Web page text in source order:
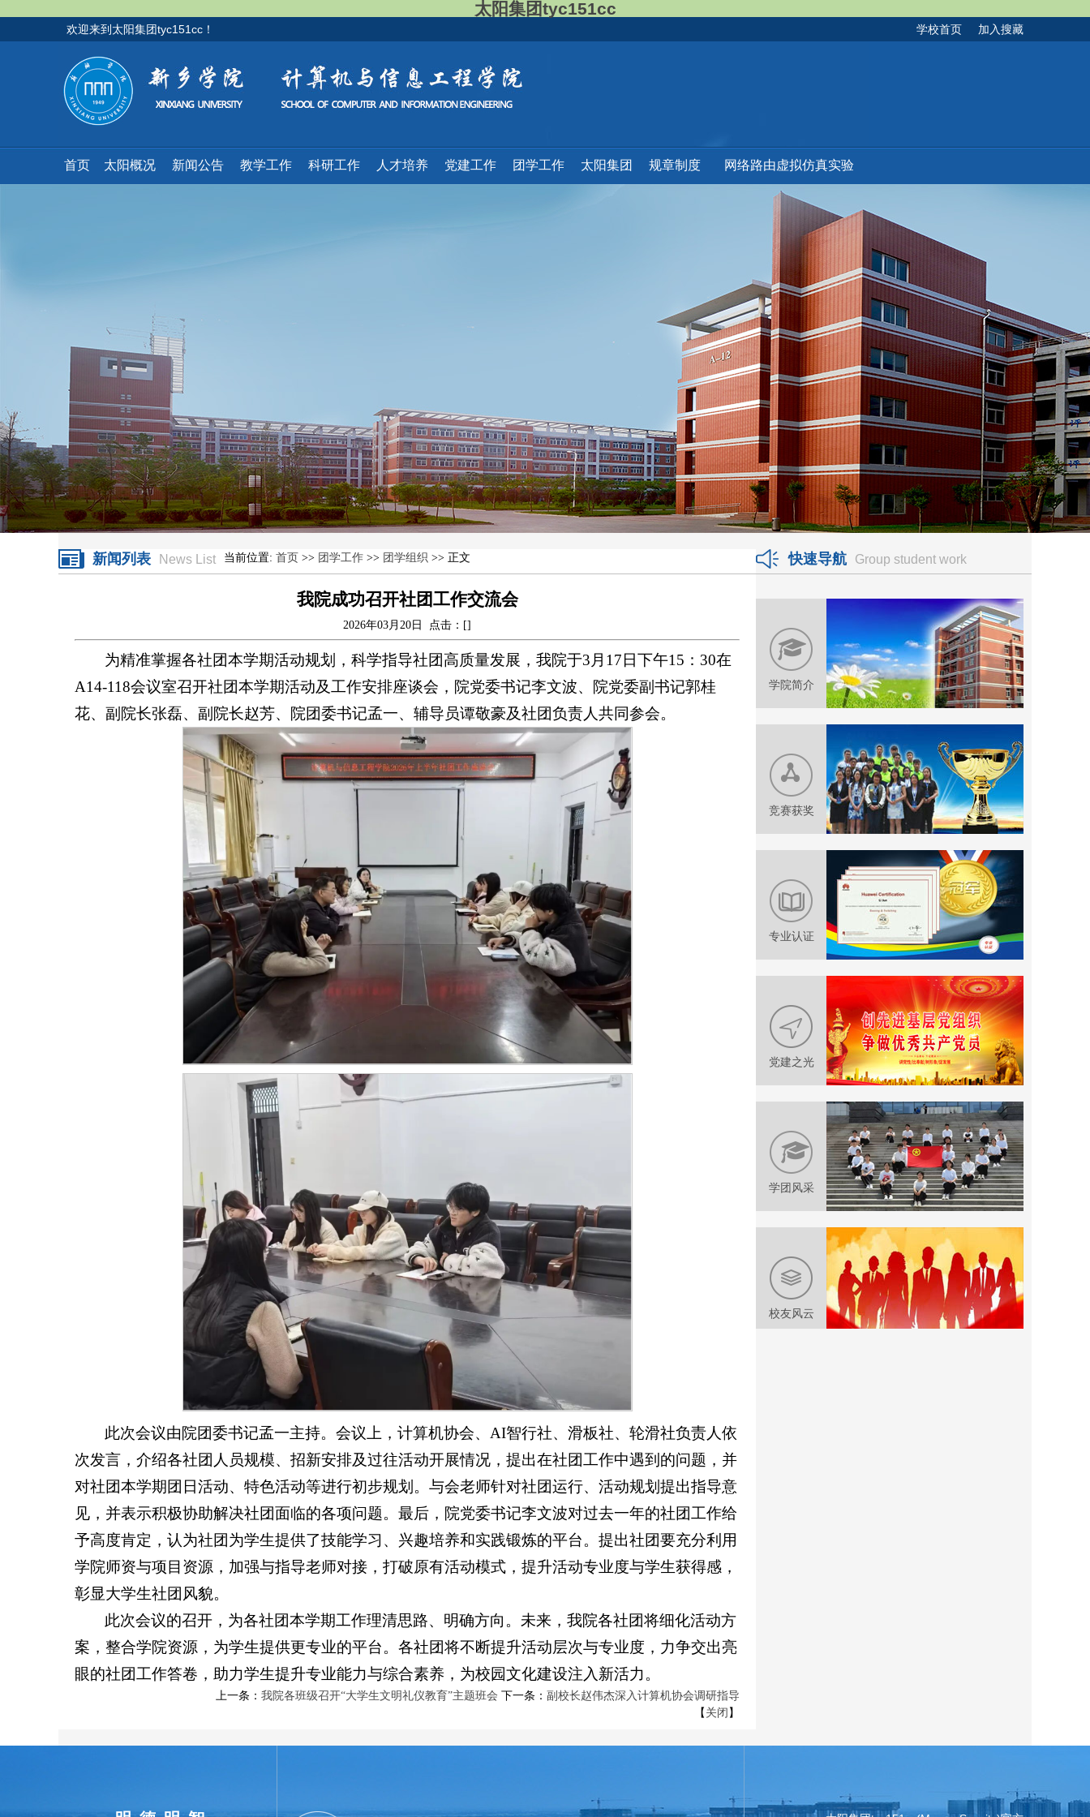
太阳集团tyc151cc
欢迎来到太阳集团tyc151cc！ 学校首页 加入搜藏
首页 太阳概况 新闻公告 教学工作 科研工作 人才培养 党建工作 团学工作 太阳集团 规章制度 网络路由虚拟仿真实验
新闻列表 News List 当前位置: 首页 >> 团学工作 >> 团学组织 >> 正文
我院成功召开社团工作交流会
2026年03月20日 点击：[]
为精准掌握各社团本学期活动规划，科学指导社团高质量发展，我院于3月17日下午15：30在
A14-118会议室召开社团本学期活动及工作安排座谈会，院党委书记李文波、院党委副书记郭桂
花、副院长张磊、副院长赵芳、院团委书记孟一、辅导员谭敬豪及社团负责人共同参会。
此次会议由院团委书记孟一主持。会议上，计算机协会、AI智行社、滑板社、轮滑社负责人依
次发言，介绍各社团人员规模、招新安排及过往活动开展情况，提出在社团工作中遇到的问题，并
对社团本学期团日活动、特色活动等进行初步规划。与会老师针对社团运行、活动规划提出指导意
见，并表示积极协助解决社团面临的各项问题。最后，院党委书记李文波对过去一年的社团工作给
予高度肯定，认为社团为学生提供了技能学习、兴趣培养和实践锻炼的平台。提出社团要充分利用
学院师资与项目资源，加强与指导老师对接，打破原有活动模式，提升活动专业度与学生获得感，
彰显大学生社团风貌。
此次会议的召开，为各社团本学期工作理清思路、明确方向。未来，我院各社团将细化活动方
案，整合学院资源，为学生提供更专业的平台。各社团将不断提升活动层次与专业度，力争交出亮
眼的社团工作答卷，助力学生提升专业能力与综合素养，为校园文化建设注入新活力。
上一条： 我院各班级召开“大学生文明礼仪教育”主题班会 下一条： 副校长赵伟杰深入计算机协会调研指导
【 关闭 】
快速导航 Group student work
学院简介
竞赛获奖
专业认证
党建之光
学团风采
校友风云